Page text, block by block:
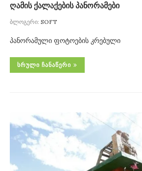
ღამის ქალაქების პანორამები
ბლოგერი: SOFT
პანორამული ფოტოების კრებული
ᲡᲠᲣᲚᲘ ᲩᲐᲜᲐᲬᲔᲠᲘ